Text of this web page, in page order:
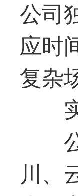
公司
应时
复杂
川、